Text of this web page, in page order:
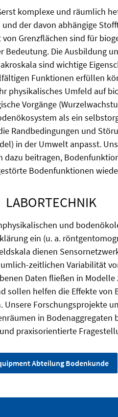
komplexe und räumlich
der davon abhängige
Grenzflächen sind für
Bedeutung. Die Ausbildung
sind wichtige
Funktionen erfüllen
physikalisches Umfeld auf
Vorgänge
als ein
Randbedingungen und
in der Umwelt anpasst.
dazu beitragen,
Bodenfunktionen
LABORTECHNIK
und
ein (u. a.
dienen
zeitlichen Variabilität
Daten fließen in
sollen helfen die Effekte von
Forschungsprojekte
in Bodenaggregaten
praxisorientierte
Abteilung Bodenkunde